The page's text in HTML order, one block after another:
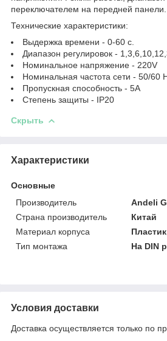
переключателем на передней панели.
Технические характеристики:
Выдержка времени - 0-60 с.
Диапазон регулировок -
Номинальное напряжение - 220V
Номинальная частота сети - 50/60
Пропускная способность - 5А
Степень защиты - IP20
Скрыть
Характеристики
Основные
Производитель
Andeli
Страна производитель
Китай
Материал корпуса
Тип монтажа
На DIN
Условия доставки
Доставка осуществляется только по